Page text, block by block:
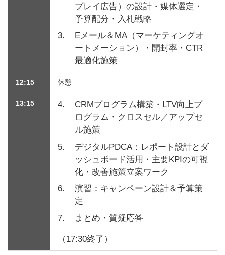
プレイ広告）の設計・媒体選定・
予算配分・入札戦略
3.
Eメール＆MA（マーケティングオ
ートメーション）・開封率・CTR
最適化施策
12:15 休憩
13:15 4.
CRMプログラム構築・LTV向上プ
ログラム・クロスセル／アップセ
ル施策
5.
デジタルPDCA：レポート設計とダ
ッシュボード活用・主要KPIの可視
化・改善施策立案ワーク
6.
演習：キャンペーン設計＆予算策
定
7.
まとめ・質疑応答
（17:30終了）